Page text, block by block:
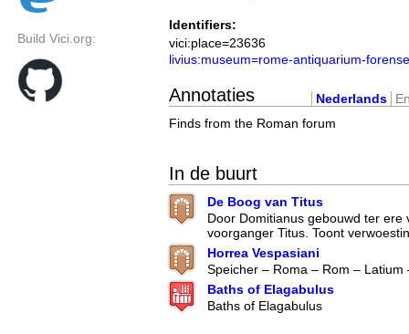
Build Vici.org:
Identifiers:
vici:place=23636
livius:museum=rome-antiquarium-forense
Annotaties Nederlands
Finds from the Roman forum
In de buurt
De Boog van Titus
Door Domitianus gebouwd ter ere
voorganger Titus. Toont
Horrea Vespasiani
Speicher – Roma – Rom – Latium
Baths of Elagabulus
Baths of Elagabulus